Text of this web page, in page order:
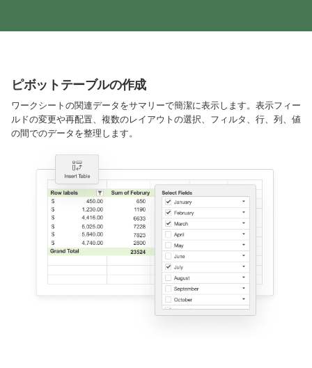
ピボットテーブルの作成
ワークシートの関連データをサマリーで簡潔に表示します。表示フィー
ルドの変更や再配置、複数のレイアウトの選択、フィルタ、行、列、値
の間でのデータを整理します。